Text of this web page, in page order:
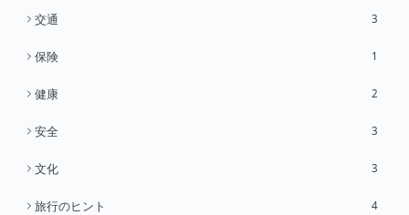
交通 3
保険 1
健康 2
安全 3
文化 3
旅行のヒント 4